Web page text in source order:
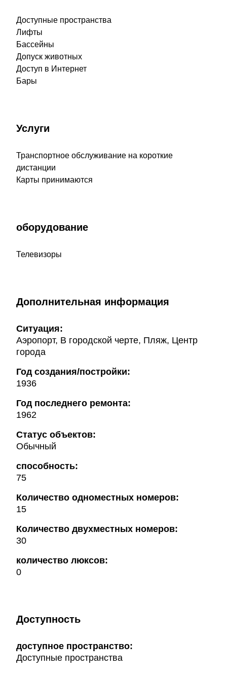
Доступные пространства
Лифты
Бассейны
Допуск животных
Доступ в Интернет
Бары
Услуги
Транспортное обслуживание на короткие
дистанции
Карты принимаются
оборудование
Телевизоры
Дополнительная информация
Ситуация:
Аэропорт, В городской черте, Пляж, Центр
города
Год создания/постройки:
1936
Год последнего ремонта:
1962
Статус объектов:
Обычный
способность:
75
Количество одноместных номеров:
15
Количество двухместных номеров:
30
количество люксов:
0
Доступность
доступное пространство:
Доступные пространства